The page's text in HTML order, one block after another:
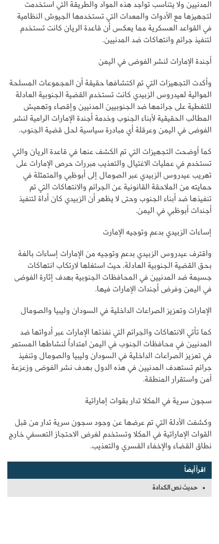
المدنيين ولا يتناسب تواجد هذه المواد والطريقة التي استخدمت
لتجهيزها مع الأدوات والمعدات التي تستخدمها الجيوش النظامية
في القواعد العسكرية مما يعكس أن قاعدة الريان كانت تستخدم
لتنفيذ جرائم وانتهاكات ضد المدنيين.
أجندة الإمارات لنشر الفوضى في اليمن
وأكدت التجهيزات التي تم اكتشافها حقيقة أن المجموعات المسلحة
الموالية لعيدروس الزبيدي كانت تستخدم القضية الجنوبية العادلة
للتغطية على جرائمها ضد الجنوبيين المدنيين وإقصاء وتهميش
المطالب الحقيقية لأبناء الجنوب وخدمة أجندة الإمارات الرامية لنشر
الفوضى في اليمن وعرقلة أي مبادرة سياسية لحل قضية الجنوب.
كما أوضحت التجهيزات التي تم الكشف عنها في قاعدة الريان والتي
تستخدم في عمليات الاغتيال والتعذيب مبررات حرص الإمارات على
تهريب عيدروس الزبيدي عبر الصومال إلى أبوظبي والمتمثلة في
حمايته من الملاحقة القانونية عن الجرائم والانتهاكات التي تم
تنفيذها ضد أبناء الجنوب وحتى لا يظهر أن الزبيدي كان أداة لتنفيذ
أجندات أبوظبي في اليمن.
إساءات الزبيدي بدعم وتوجيه الإمارت
واقترف عيدروس الزبيدي بدعم وتوجيه من الإمارات إساءات بالغة
بحق القضية الجنوبية العادلة، حيث استغلها لارتكاب انتهاكات
جسيمة ضد المدنيين في المحافظات الجنوبية بهدف إثارة الفوضى
في اليمن وفرض أجندات الإمارات فيها.
الإمارات وتعزيز الصراعات الداخلية في السودان وليبيا والصومال
كما تأتي الانتهاكات والجرائم التي نفذتها الإمارات عبر أدواتها ضد
المدنيين في محافظات الجنوب في اليمن امتداداً لنشاطها المستمر
في تعزيز الصراعات الداخلية في السودان وليبيا والصومال وتنفيذ
جرائم تستهدف المدنيين في هذه الدول بهدف نشر الفوضى وزعزعة
أمن واستقرار المنطقة.
سجون سرية في المكلا تدار بقوات إماراتية
وكشفت الأدلة التي تم عرضها عن وجود سجون سرية تدار من قبل
القوات الإماراتية في المكلا وتستخدم لغرض الاحتجاز التعسفي خارج
نطاق القضاء والإخفاء القسري والتعذيب.
اقرأ أيضاً
حديث نص الكدادة